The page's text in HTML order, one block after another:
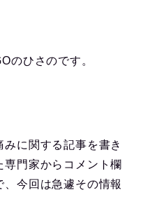
のひさのです。
に関する記事を書き
専門家からコメント欄
今回は急遽その情報